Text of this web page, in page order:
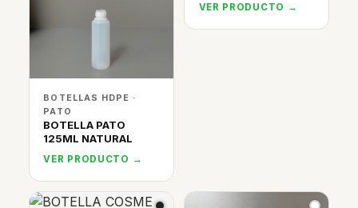
BOTELLAS HDPE ·
PATO
BOTELLA PATO
125ML NATURAL
VER PRODUCTO →
VER PRODUCTO →